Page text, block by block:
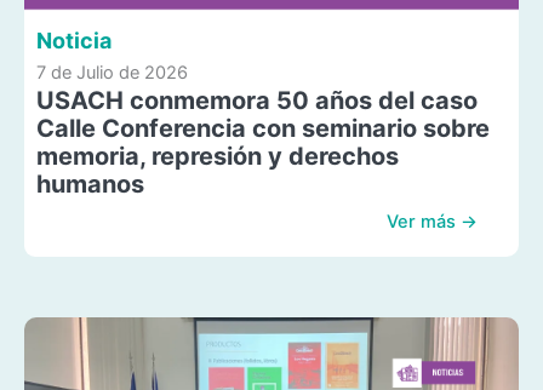
Noticia
7 de Julio de 2026
USACH conmemora 50 años del caso
Calle Conferencia con seminario sobre
memoria, represión y derechos
humanos
Ver más →